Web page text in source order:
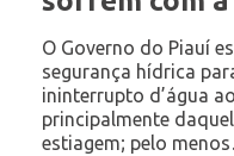
O Governo do Piauí
segurança hídrica
ininterrupto d’água
principalmente
estiagem; pelo